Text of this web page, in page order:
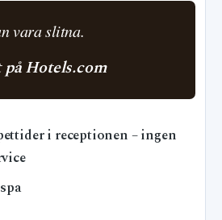
vara slitna.
på Hotels.com
i receptionen – ingen